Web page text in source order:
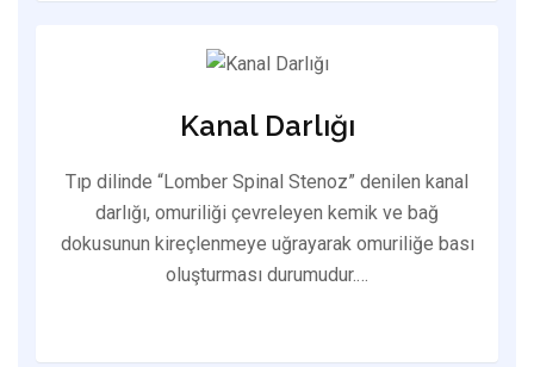
Kanal Darlığı
Tıp dilinde “Lomber Spinal Stenoz” denilen kanal
darlığı, omuriliği çevreleyen kemik ve bağ
dokusunun kireçlenmeye uğrayarak omuriliğe bası
oluşturması durumudur.…